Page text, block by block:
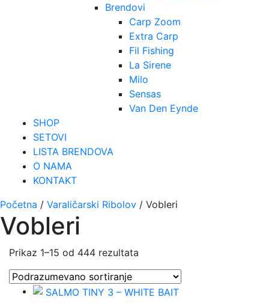
Brendovi
Carp Zoom
Extra Carp
Fil Fishing
La Sirene
Milo
Sensas
Van Den Eynde
SHOP
SETOVI
LISTA BRENDOVA
O NAMA
KONTAKT
Početna / Varaličarski Ribolov / Vobleri
Vobleri
Prikaz 1–15 od 444 rezultata